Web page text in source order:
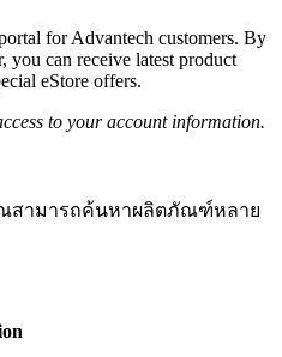
for Advantech customers. By
you can receive latest product
eStore offers.
to your account information.
สามารถค้นหาผลิตภัณฑ์หลาย